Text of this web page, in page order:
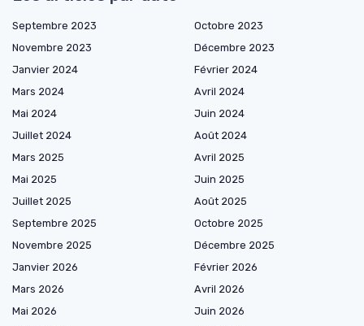
Septembre 2023
Octobre 2023
Novembre 2023
Décembre 2023
Janvier 2024
Février 2024
Mars 2024
Avril 2024
Mai 2024
Juin 2024
Juillet 2024
Août 2024
Mars 2025
Avril 2025
Mai 2025
Juin 2025
Juillet 2025
Août 2025
Septembre 2025
Octobre 2025
Novembre 2025
Décembre 2025
Janvier 2026
Février 2026
Mars 2026
Avril 2026
Mai 2026
Juin 2026